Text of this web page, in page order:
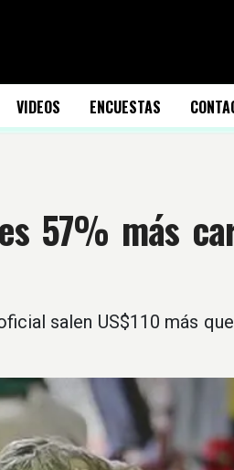
VIDEOS ENCUESTAS
57% más
salen US$110 más